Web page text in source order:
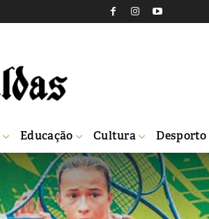
Educação Cultura Desporto